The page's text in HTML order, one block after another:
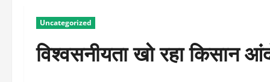
Uncategorized
विश्वसनीयता खो रहा किसान